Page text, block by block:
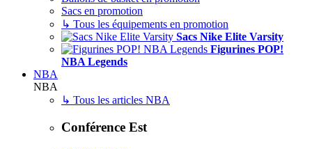
Sacs en promotion
↳ Tous les équipements en promotion
Sacs Nike Elite Varsity
Figurines POP!
NBA Legends
NBA
NBA
↳ Tous les articles NBA
Conférence Est